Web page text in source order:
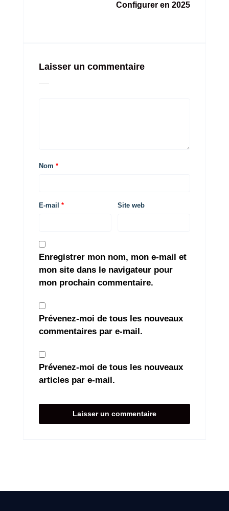
Configurer en 2025
Laisser un commentaire
Nom *
E-mail * Site web
Enregistrer mon nom, mon e-mail et
mon site dans le navigateur pour
mon prochain commentaire.
Prévenez-moi de tous les nouveaux
commentaires par e-mail.
Prévenez-moi de tous les nouveaux
articles par e-mail.